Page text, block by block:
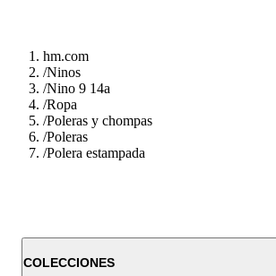
hm.com
/Ninos
/Nino 9 14a
/Ropa
/Poleras y chompas
/Poleras
/Polera estampada
COLECCIONES